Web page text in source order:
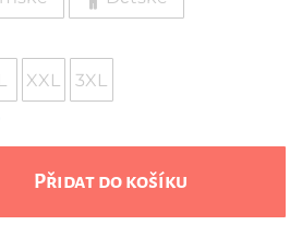
XXL 3XL
Přidat do košíku